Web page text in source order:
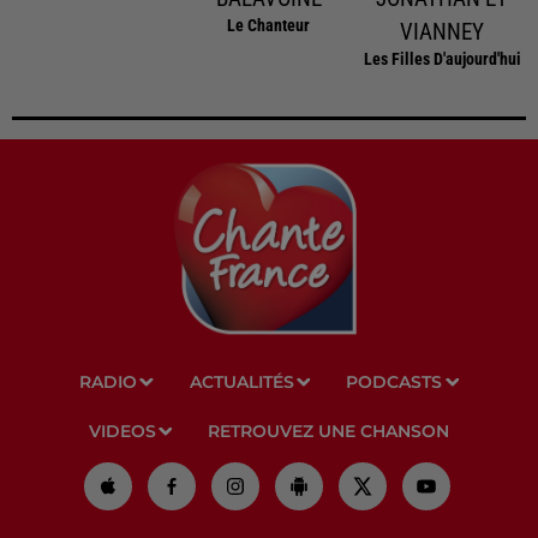
Le Chanteur
VIANNEY
Les Filles D'aujourd'hui
RADIO ACTUALITÉS PODCASTS
VIDEOS RETROUVEZ UNE CHANSON